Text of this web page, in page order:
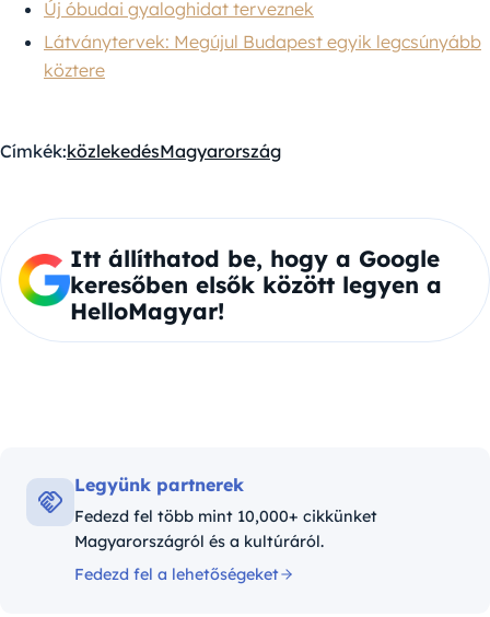
Új óbudai gyaloghidat terveznek
Látványtervek: Megújul Budapest egyik legcsúnyább
köztere
Címkék:közlekedésMagyarország
Itt állíthatod be, hogy a Google
keresőben elsők között legyen a
HelloMagyar!
Legyünk partnerek
Fedezd fel több mint 10,000+ cikkünket
Magyarországról és a kultúráról.
Fedezd fel a lehetőségeket